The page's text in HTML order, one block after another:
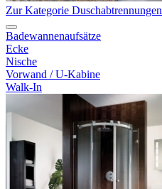
Zur Kategorie Duschabtrennungen
Badewannenaufsätze
Ecke
Nische
Vorwand / U-Kabine
Walk-In